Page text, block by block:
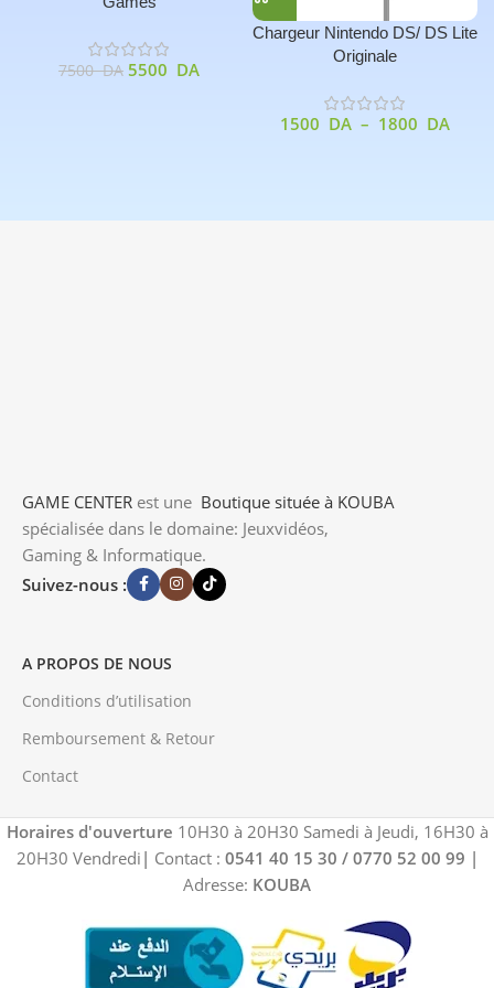
7500DA 5500 DA
Chargeur Nintendo DS/ DS Lite
Originale
1500 DA – 1800 DA
GAME CENTER est une Boutique située à KOUBA
spécialisée dans le domaine: Jeuxvidéos,
Gaming & Informatique.
Suivez-nous :
A PROPOS DE NOUS
Conditions d’utilisation
Remboursement & Retour
Contact
Horaires d'ouverture 10H30 à 20H30 Samedi à Jeudi, 16H30 à
20H30 Vendredi | Contact : 0541 40 15 30 / 0770 52 00 99 |
Adresse: KOUBA